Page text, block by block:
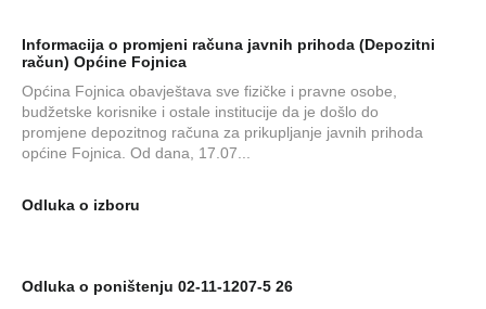
Informacija o promjeni računa javnih prihoda (Depozitni
račun) Općine Fojnica
Općina Fojnica obavještava sve fizičke i pravne osobe,
budžetske korisnike i ostale institucije da je došlo do
promjene depozitnog računa za prikupljanje javnih prihoda
općine Fojnica. Od dana, 17.07...
Odluka o izboru
Odluka o poništenju 02-11-1207-5 26